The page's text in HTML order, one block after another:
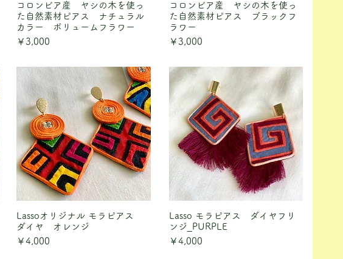
クイックビュー
コロンビア産 ヤシの木を使っ
た自然素材ピアス ナチュラル
カラー ボリュームフラワー
価格
￥3,000
クイックビュー
コロンビア産 ヤシの木を使っ
た自然素材ピアス ブラックフ
ラワー
価格
￥3,000
クイックビュー
Lassoオリジナル モラピアス
ダイヤ オレンジ
価格
￥4,000
クイックビュー
Lasso モラピアス ダイヤフリ
ンジ_PURPLE
価格
￥4,000